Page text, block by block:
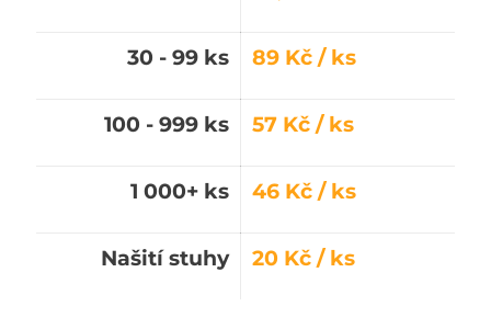
30 - 99 ks 89 Kč / ks
100 - 999 ks 57 Kč / ks
1 000+ ks 46 Kč / ks
Našití stuhy 20 Kč / ks